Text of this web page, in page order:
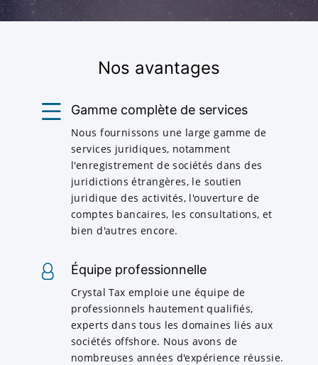
Nos avantages
Gamme complète de services
Nous fournissons une large gamme de
services juridiques, notamment
l'enregistrement de sociétés dans des
juridictions étrangères, le soutien
juridique des activités, l'ouverture de
comptes bancaires, les consultations, et
bien d'autres encore.
Équipe professionnelle
Crystal Tax emploie une équipe de
professionnels hautement qualifiés,
experts dans tous les domaines liés aux
sociétés offshore. Nous avons de
nombreuses années d'expérience réussie.